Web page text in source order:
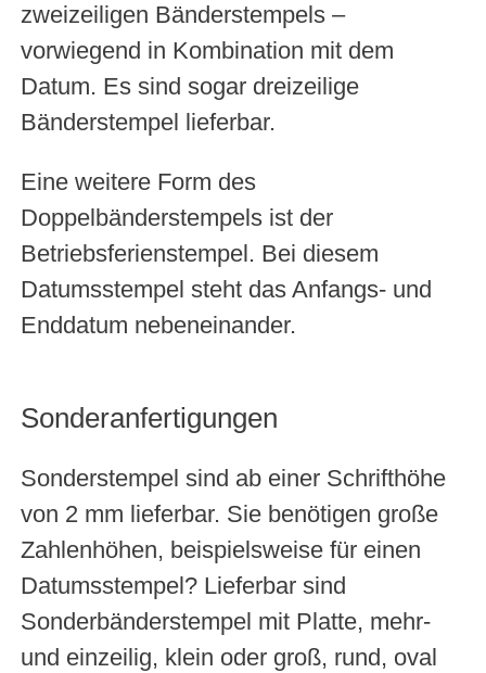
zweizeiligen Bänderstempels –
vorwiegend in Kombination mit dem
Datum. Es sind sogar dreizeilige
Bänderstempel lieferbar.
Eine weitere Form des
Doppelbänderstempels ist der
Betriebsferienstempel. Bei diesem
Datumsstempel steht das Anfangs- und
Enddatum nebeneinander.
Sonderanfertigungen
Sonderstempel sind ab einer Schrifthöhe
von 2 mm lieferbar. Sie benötigen große
Zahlenhöhen, beispielsweise für einen
Datumsstempel? Lieferbar sind
Sonderbänderstempel mit Platte, mehr-
und einzeilig, klein oder groß, rund, oval